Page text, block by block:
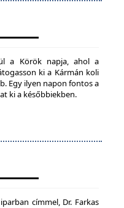
a Körök napja, ahol a
ki a Kármán koli
Egy ilyen napon fontos a
ki a későbbiekben.
címmel, Dr. Farkas